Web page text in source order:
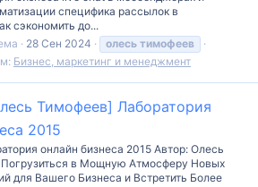
специфика рассылок в
сэкономить до...
28 Сен 2024 олесь тимофеев
Бизнес, маркетинг и менеджмент
Тимофеев] Лаборатория
2015
онлайн бизнеса 2015 Автор: Олесь
в Мощную Атмосферу Новых
для Вашего Бизнеса и Встретить Более